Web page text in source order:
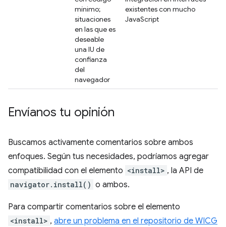
mínimo;
situaciones
en las que es
deseable
una IU de
confianza
del
navegador
existentes con mucho
JavaScript
Envíanos tu opinión
Buscamos activamente comentarios sobre ambos
enfoques. Según tus necesidades, podríamos agregar
compatibilidad con el elemento <install> , la API de
navigator.install() o ambos.
Para compartir comentarios sobre el elemento
<install> , abre un problema en el repositorio de WICG